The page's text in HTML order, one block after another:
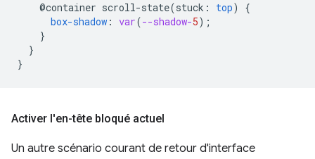
@container scroll-state(stuck : top)
{
box-shadow : var(--shadow-5);
}
}
}
Activer l'en-tête bloqué actuel
Un autre scénario courant de retour d'interface